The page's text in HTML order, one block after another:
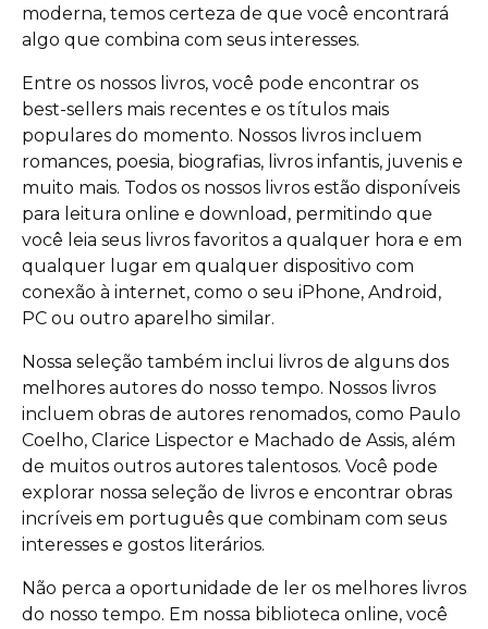
moderna, temos certeza de que você encontrará
algo que combina com seus interesses.
Entre os nossos livros, você pode encontrar os
best-sellers mais recentes e os títulos mais
populares do momento. Nossos livros incluem
romances, poesia, biografias, livros infantis, juvenis e
muito mais. Todos os nossos livros estão disponíveis
para leitura online e download, permitindo que
você leia seus livros favoritos a qualquer hora e em
qualquer lugar em qualquer dispositivo com
conexão à internet, como o seu iPhone, Android,
PC ou outro aparelho similar.
Nossa seleção também inclui livros de alguns dos
melhores autores do nosso tempo. Nossos livros
incluem obras de autores renomados, como Paulo
Coelho, Clarice Lispector e Machado de Assis, além
de muitos outros autores talentosos. Você pode
explorar nossa seleção de livros e encontrar obras
incríveis em português que combinam com seus
interesses e gostos literários.
Não perca a oportunidade de ler os melhores livros
do nosso tempo. Em nossa biblioteca online, você